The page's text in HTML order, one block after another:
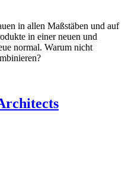
in allen Maßstäben und auf
in einer neuen und
normal. Warum nicht